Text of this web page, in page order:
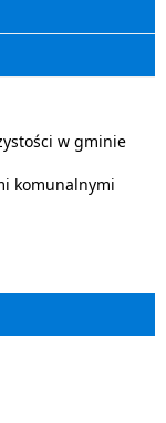
w gminie
komunalnymi